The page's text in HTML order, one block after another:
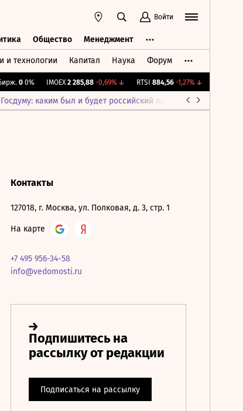
Войти
Общество Менеджмент
и технологии Капитал Наука Форум
0 0% IMOEX 2 285,88 -0,69%↓ RTSI 884,56 -1,27%↓
каким был и будет российский парламент
Контакты
127018, г. Москва, ул. Полковая, д. 3, стр. 1
На карте
+7 495 956-34-58
info@vedomosti.ru